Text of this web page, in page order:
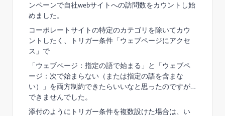
ンペーンで自社webサイトへの訪問数をカウントし始
めました。
コーポレートサイトの特定のカテゴリを除いてカウ
ントしたく、トリガー条件「ウェブページにアクセ
ス」で
「ウェブページ：指定の語で始まる」と「ウェブペ
ージ：次で始まらない（または指定の語を含まな
い）」を両方制約できたらいいなと思ったのですが…
できませんでした。
添付のようにトリガー条件を複数設けた場合は、い